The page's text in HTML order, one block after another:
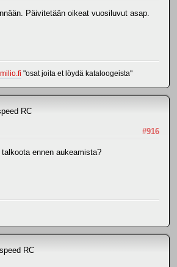
Päivitetään oikeat vuosiluvut asap.
"osat joita et löydä kataloogeista"
RC
#916
ennen aukeamista?
RC